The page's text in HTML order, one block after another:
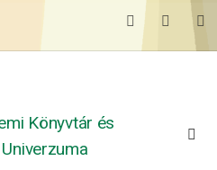
Könyvtár és